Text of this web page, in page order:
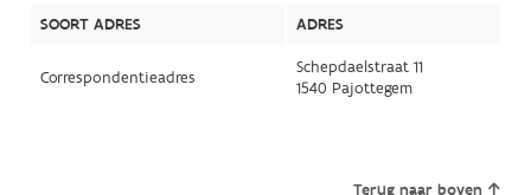
SOORT ADRES ADRES
Correspondentieadres
Schepdaelstraat 11
1540 Pajottegem
Terug naar boven